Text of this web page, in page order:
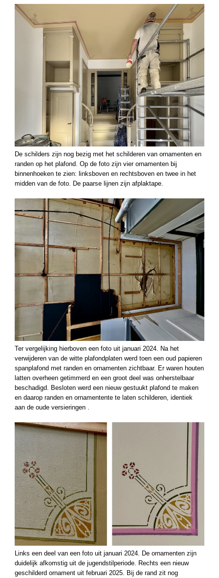
De schilders zijn nog bezig met het schilderen van ornamenten en
randen op het plafond. Op de foto zijn vier ornamenten bij
binnenhoeken te zien: linksboven en rechtsboven en twee in het
midden van de foto. De paarse lijnen zijn afplaktape.
Ter vergelijking hierboven een foto uit januari 2024. Na het
verwijderen van de witte plafondplaten werd toen een oud papieren
spanplafond met randen en ornamenten zichtbaar. Er waren houten
latten overheen getimmerd en een groot deel was onherstelbaar
beschadigd. Besloten werd een nieuw gestuukt plafond te maken
en daarop randen en ornamentente te laten schilderen, identiek
aan de oude versieringen .
Links een deel van een foto uit januari 2024. De ornamenten zijn
duidelijk afkomstig uit de jugendstilperiode. Rechts een nieuw
geschilderd ornament uit februari 2025. Bij de rand zit nog